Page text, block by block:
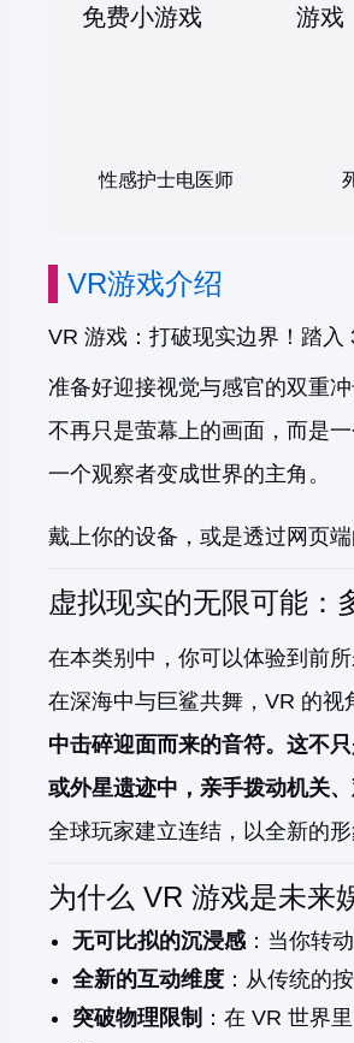
性感护士电医师
VR游戏介绍
VR 游戏：打破现实边界！踏
准备好迎接视觉与感官的双重
不再只是萤幕上的画面，而是
一个观察者变成世界的主角。
戴上你的设备，或是透过网页
虚拟现实的无限可能：
在本类别中，你可以体验到前
在深海中与巨鲨共舞，VR 的
中击碎迎面而来的音符。这不
或外星遗迹中，亲手拨动机关
全球玩家建立连结，以全新的
为什么 VR 游戏是未来
无可比拟的沉浸感：当你转
全新的互动维度 ：从传统的
突破物理限制 ：在 VR 世界